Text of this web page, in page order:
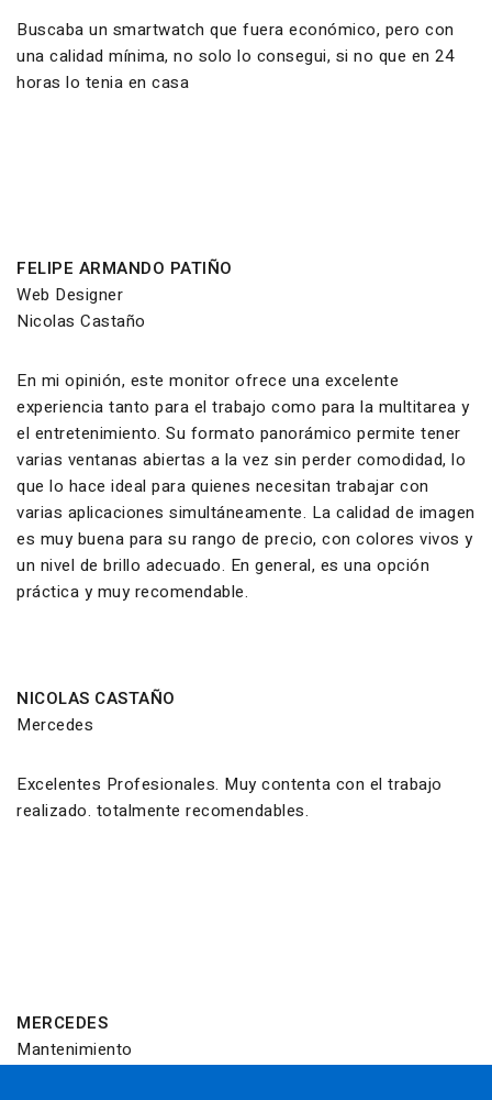
Buscaba un smartwatch que fuera económico, pero con
una calidad mínima, no solo lo consegui, si no que en 24
horas lo tenia en casa
FELIPE ARMANDO PATIÑO
Web Designer
Nicolas Castaño
En mi opinión, este monitor ofrece una excelente
experiencia tanto para el trabajo como para la multitarea y
el entretenimiento. Su formato panorámico permite tener
varias ventanas abiertas a la vez sin perder comodidad, lo
que lo hace ideal para quienes necesitan trabajar con
varias aplicaciones simultáneamente. La calidad de imagen
es muy buena para su rango de precio, con colores vivos y
un nivel de brillo adecuado. En general, es una opción
práctica y muy recomendable.
NICOLAS CASTAÑO
Mercedes
Excelentes Profesionales. Muy contenta con el trabajo
realizado. totalmente recomendables.
MERCEDES
Mantenimiento